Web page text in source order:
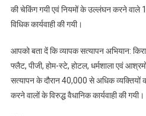
की चेकिंग गयी एवं नियमों के उल्लंघन करने वाले
विधिक कार्यवाही की गयी।
आपको बता दें कि व्यापक सत्यापन अभियान:
फ्लैट, पीजी, होम-स्टे, होटल, धर्मशाला एवं
सत्यापन के दौरान 40,000 से अधिक व्यक्तियों
करने वालों के विरुद्ध वैधानिक कार्यवाही की गयी।